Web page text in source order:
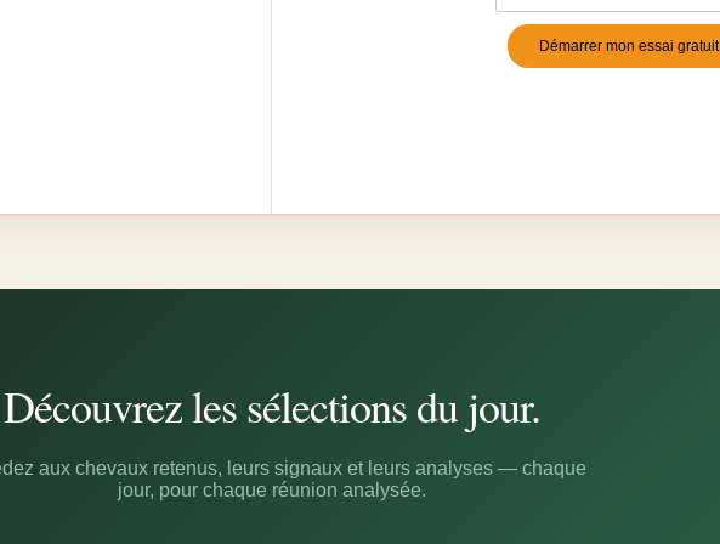
Démarrer mon essai gratuit
Découvrez les sélections du jour.
aux chevaux retenus, leurs signaux et leurs analyses — chaque
jour, pour chaque réunion analysée.